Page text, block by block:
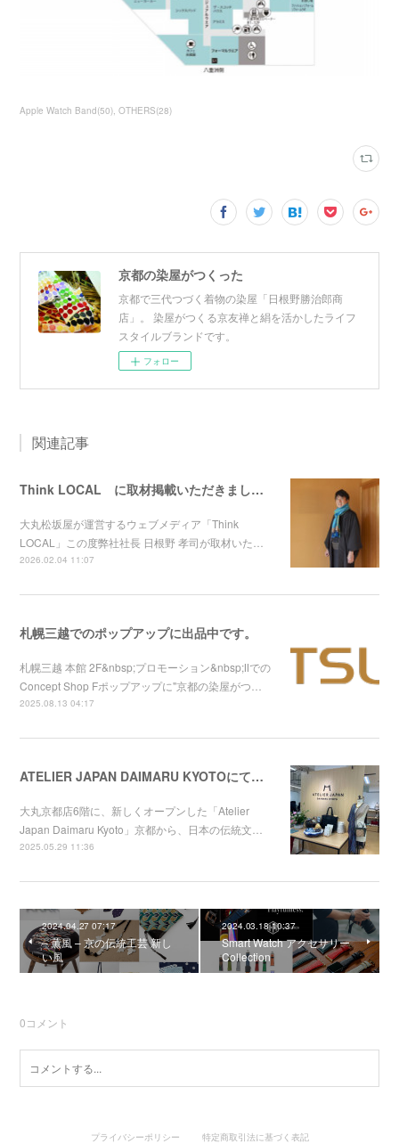
Apple Watch Band(50) OTHERS(28)
京都の染屋がつくった
京都で三代つづく着物の染屋「日根野勝治郎商
店」。 染屋がつくる京友禅と絹を活かしたライフ
スタイルブランドです。
フォロー
関連記事
Think LOCAL に取材掲載いただきました！
大丸松坂屋が運営するウェブメディア「Think
LOCAL」この度弊社社長 日根野 孝司が取材いた…
2026.02.04 11:07
札幌三越でのポップアップに出品中です。
札幌三越 本館 2F&nbsp;プロモーション&nbsp;Ⅱでの
Concept Shop Fポップアップに"京都の染屋がつ…
2025.08.13 04:17
ATELIER JAPAN DAIMARU KYOTOにてChameleon Band for Apple Watchの取り扱いが始まりまました。
大丸京都店6階に、新しくオープンした「Atelier
Japan Daimaru Kyoto」京都から、日本の伝統文…
2025.05.29 11:36
2024.04.27 07:17
– 薫風 – 京の伝統工芸 新し
い風
2024.03.18 10:37
Smart Watch アクセサリー
Collection
0コメント
プライバシーポリシー 特定商取引法に基づく表記